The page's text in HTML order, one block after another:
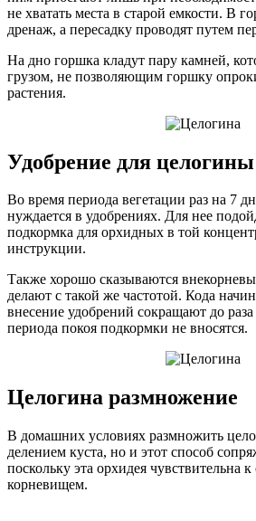
не хватать места в старой емкости. В
дренаж, а пересадку проводят путем
На дно горшка кладут пару камней,
грузом, не позволяющим горшку
растения.
Удобрение для целогины
Во время периода вегетации раз на 7
нуждается в удобрениях. Для нее
подкормка для орхидных в той
инструкции.
Также хорошо сказываются
делают с такой же частотой. Кода
внесение удобрений сокращают до
периода покоя подкормки не вносятся.
Целогина размножение
В домашних условиях размножить
делением куста, но и этот способ
поскольку эта орхидея чувствительна
корневищем.